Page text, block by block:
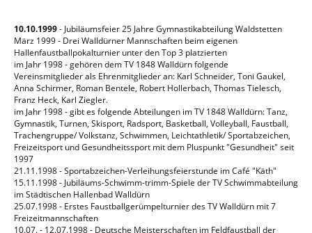
10.10.1999- Jubiläumsfeier 25 Jahre Gymnastikabteilung Waldstetten
März 1999 - Drei Walldürner Mannschaften beim eigenen
Hallenfaustballpokalturnier unter den Top 3 platzierten
im Jahr 1998 - gehören dem TV 1848 Walldürn folgende
Vereinsmitglieder als Ehrenmitglieder an: Karl Schneider, Toni Gaukel,
Anna Schirmer, Roman Bentele, Robert Hollerbach, Thomas Tielesch,
Franz Heck, Karl Ziegler.
im Jahr 1998 - gibt es folgende Abteilungen im TV 1848 Walldürn: Tanz,
Gymnastik, Turnen, Skisport, Radsport, Basketball, Volleyball, Faustball,
Trachengruppe/ Volkstanz, Schwimmen, Leichtathletik/ Sportabzeichen,
Freizeitsport und Gesundheitssport mit dem Pluspunkt "Gesundheit" seit
1997
21.11.1998 - Sportabzeichen-Verleihungsfeierstunde im Café "Käth"
15.11.1998 - Jubiläums-Schwimm-trimm-Spiele der TV Schwimmabteilung
im Städtischen Hallenbad Walldürn
25.07.1998 - Erstes Faustballgerümpelturnier des TV Walldürn mit 7
Freizeitmannschaften
10.07. - 12.07.1998 - Deutsche Meisterschaften im Feldfaustball der